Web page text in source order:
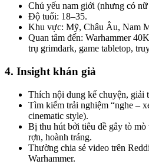
Chủ yếu nam giới (nhưng có nữ
Độ tuổi: 18–35.
Khu vực: Mỹ, Châu Âu, Nam
Quan tâm đến: Warhammer
trụ grimdark, game tabletop,
4. Insight khán giả
Thích nội dung kể chuyện, giải
Tìm kiếm trải nghiệm “nghe –
cinematic style).
Bị thu hút bởi tiêu đề gây tò
rợn, hoành tráng.
Thường chia sẻ video trên
Warhammer.